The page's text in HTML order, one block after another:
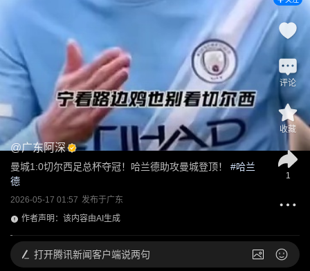
@广东阿深
曼城1:0切尔西足总杯夺冠！哈兰德助攻曼城登顶！ #哈兰
德
2026-05-17 01:57 发布于广东
作者声明：该内容由AI生成
评论
收藏
1
打开腾讯新闻客户端说两句